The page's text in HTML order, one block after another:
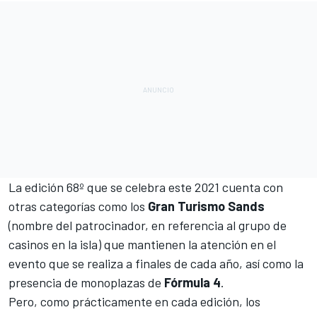
La edición 68º que se celebra este 2021 cuenta con
otras categorías como los Gran Turismo Sands
(nombre del patrocinador, en referencia al grupo de
casinos en la isla) que mantienen la atención en el
evento que se realiza a finales de cada año, así como la
presencia de monoplazas de Fórmula 4.
Pero, como prácticamente en cada edición, los